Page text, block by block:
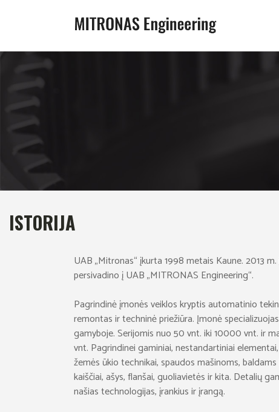
ISTORIJA
UAB „Mitronas“ įkurta 1998 metais Kaune. 2013
persivadino į UAB „MITRONAS Engineering“.
Pagrindinė įmonės veiklos kryptis automatinio
remontas ir techninė priežiūra. Įmonė
gamyboje. Serijomis nuo 50 vnt. iki 10000 vnt. ir
vnt. Pagrindinei gaminiai, nestandartiniai
žemės ūkio technikai, spaudos mašinoms,
kaiščiai, ašys, flanšai, guoliavietės ir kita. Detalių
našias technologijas, įrankius ir įrangą.